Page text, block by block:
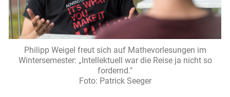
Philipp Weigel freut sich auf Mathevorlesungen im
Wintersemester: „Intellektuell war die Reise ja nicht so
fordernd."
Foto: Patrick Seeger